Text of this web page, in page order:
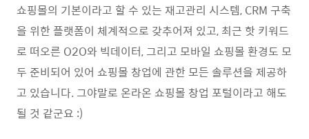
쇼핑몰의 기본이라고 할 수 있는 재고관리 시스템, CRM 구축
을 위한 플랫폼이 체계적으로 갖추어져 있고, 최근 핫 키워드
로 떠오른 O2O와 빅데이터, 그리고 모바일 쇼핑몰 환경도 모
두 준비되어 있어 쇼핑몰 창업에 관한 모든 솔루션을 제공하
고 있습니다. 그야말로 온라온 쇼핑몰 창업 포털이라고 해도
될 것 같군요 :)